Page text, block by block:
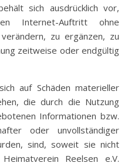
sich ausdrücklich vor,
Internet-Auftritt ohne
zu ergänzen, zu
zeitweise oder endgültig
auf Schäden materieller
die durch die Nutzung
Informationen bzw.
oder unvollständiger
sind, soweit sie nicht
Reelsen e.V.